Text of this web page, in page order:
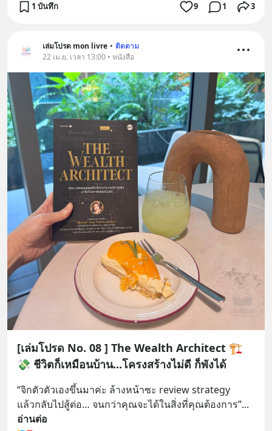
1 บันทึก 9 1 3
เล่มโปรด mon livre • ติดตาม
22 เม.ย. เวลา 13:00 • หนังสือ
[เล่มโปรด No. 08 ] The Wealth Architect 🏗️
💸 ชีวิตก็เหมือนบ้าน...โครงสร้างไม่ดี ก็พังได้
“จิกตัวตัวเองขึ้นมาค่ะ ล้างหน้าซะ review strategy
แล้วกลับไปสู้ต่อ… จนกว่าคุณจะได้ในสิ่งที่คุณต้องการ”
อ่านต่อ